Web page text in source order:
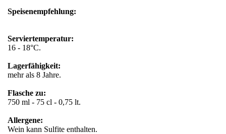
Speisenempfehlung:
Serviertemperatur:
16 - 18°C.
Lagerfähigkeit:
mehr als 8 Jahre.
Flasche zu:
750 ml - 75 cl - 0,75 lt.
Allergene:
Wein kann Sulfite enthalten.